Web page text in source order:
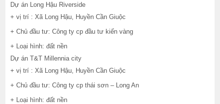
Dự án Long Hậu Riverside
+ vị trí : Xã Long Hậu, Huyền Cần Giuộc
+ Chủ đầu tư: Công ty cp đầu tư kiến vàng
+ Loại hình: đất nền
Dự án T&T Millennia city
+ vị trí : Xã Long Hậu, Huyền Cần Giuộc
+ Chủ đầu tư: Công ty cp thái sơn – Long An
+ Loại hình: đất nền